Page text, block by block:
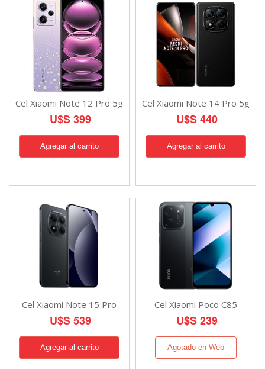
Cel Xiaomi Note 12 Pro 5g
U$S 399
Cel Xiaomi Note 14 Pro 5g
U$S 440
Cel Xiaomi Note 15 Pro
U$S 539
Cel Xiaomi Poco C85
U$S 239
Agotado en Web